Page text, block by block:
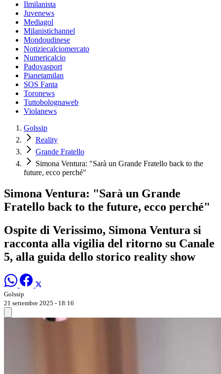
Ilmilanista
Juvenews
Mediagol
Milanistichannel
Mondoudinese
Notiziecalciomercato
Numericalcio
Padovasport
Pianetamilan
SOS Fanta
Toronews
Tuttobolognaweb
Violanews
Golssip
Reality
Grande Fratello
Simona Ventura: "Sarà un Grande Fratello back to the
future, ecco perché"
Simona Ventura: "Sarà un Grande
Fratello back to the future, ecco perché"
Ospite di Verissimo, Simona Ventura si
racconta alla vigilia del ritorno su Canale
5, alla guida dello storico reality show
Golssip
21 settembre 2025 - 18:16